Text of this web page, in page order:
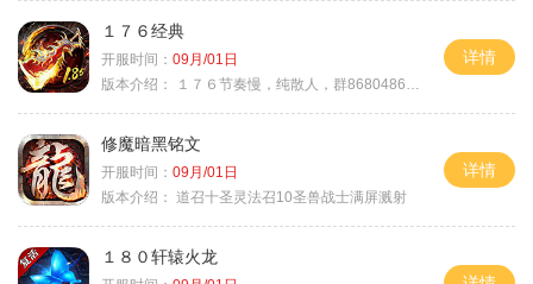
１７６经典
开服时间： 09月/01日
版本介绍：
１７６节奏慢，纯散人，群868048665
详情
修魔暗黑铭文
开服时间： 09月/01日
版本介绍： 道召十圣灵法召10圣兽战士满屏溅射
详情
１８０轩辕火龙